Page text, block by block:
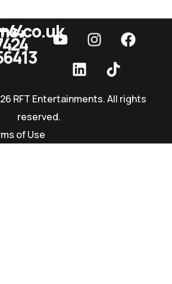
RFT Films
RFT Entertainments. All rights
reserved.
of Use